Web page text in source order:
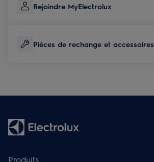
Rejoindre MyElectrolux
Pièces de rechange et accessoires
Produits